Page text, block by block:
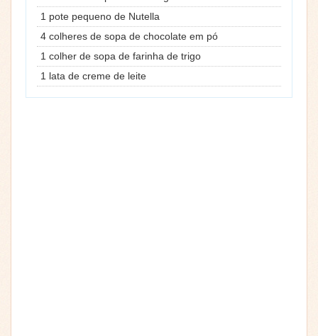
1 pote pequeno de Nutella
4 colheres de sopa de chocolate em pó
1 colher de sopa de farinha de trigo
1 lata de creme de leite